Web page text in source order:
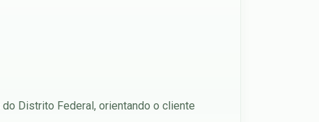
Distrito Federal, orientando o cliente